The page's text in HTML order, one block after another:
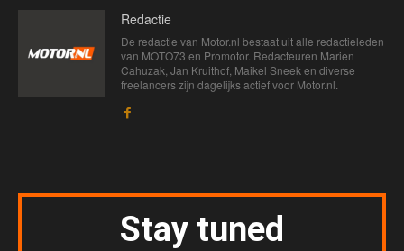
Redactie
De redactie van Motor.nl bestaat uit alle redactieleden
van MOTO73 en Promotor. Redacteuren Marien
Cahuzak, Jan Kruithof, Maikel Sneek en diverse
freelancers zijn dagelijks actief voor Motor.nl.
Stay tuned